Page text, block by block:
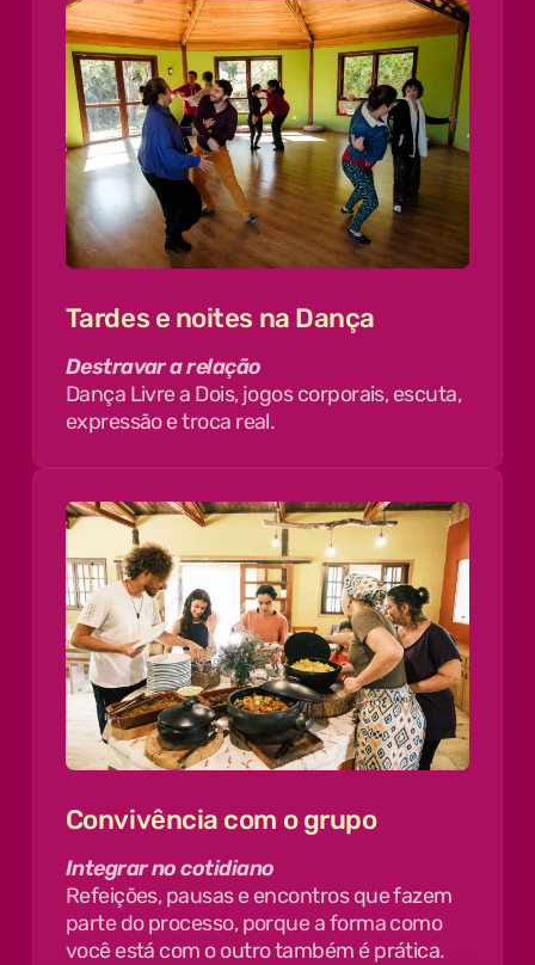
Tardes e noites na Dança
Destravar a relação
Dança Livre a Dois, jogos corporais, escuta,
expressão e troca real.
Convivência com o grupo
Integrar no cotidiano
Refeições, pausas e encontros que fazem
parte do processo, porque a forma como
você está com o outro também é prática.